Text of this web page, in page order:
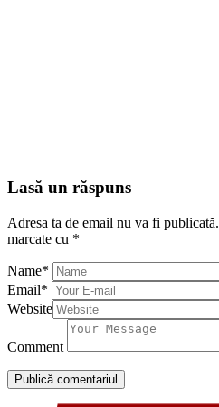
Lasă un răspuns
Adresa ta de email nu va fi publicată.
marcate cu *
Name*
Email*
Website
Comment